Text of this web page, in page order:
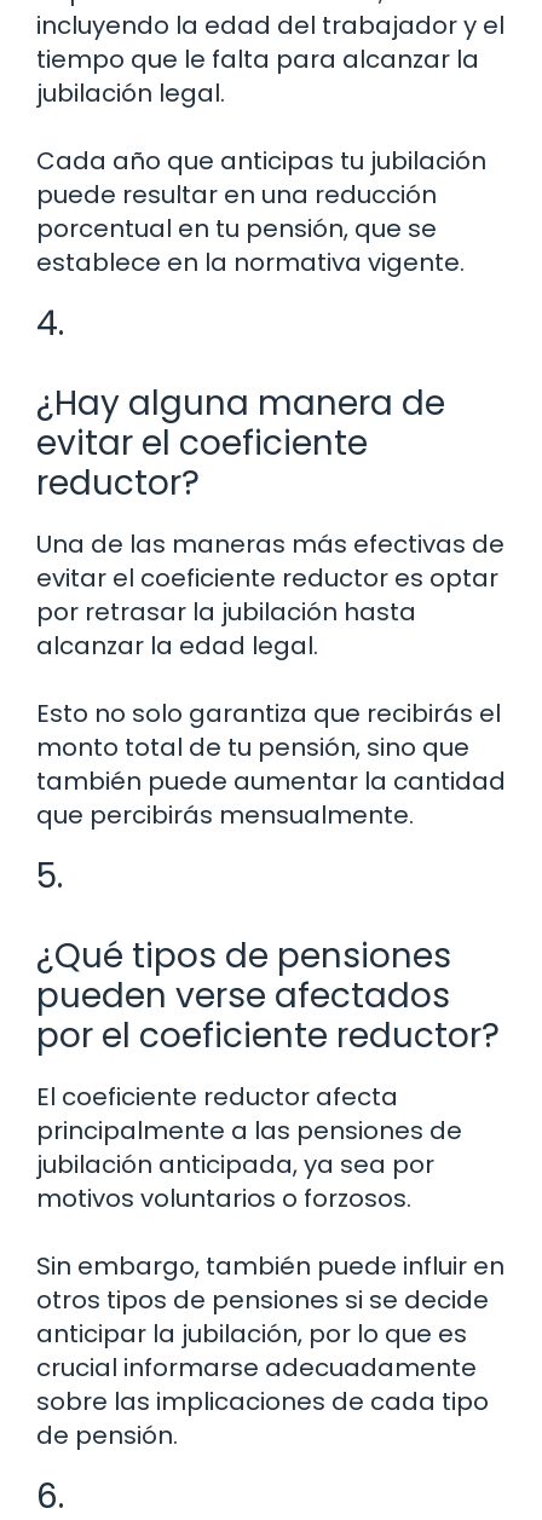
incluyendo la edad del trabajador y el
tiempo que le falta para alcanzar la
jubilación legal.
Cada año que anticipas tu jubilación
puede resultar en una reducción
porcentual en tu pensión, que se
establece en la normativa vigente.
4.
¿Hay alguna manera de
evitar el coeficiente
reductor?
Una de las maneras más efectivas de
evitar el coeficiente reductor es optar
por retrasar la jubilación hasta
alcanzar la edad legal.
Esto no solo garantiza que recibirás el
monto total de tu pensión, sino que
también puede aumentar la cantidad
que percibirás mensualmente.
5.
¿Qué tipos de pensiones
pueden verse afectados
por el coeficiente reductor?
El coeficiente reductor afecta
principalmente a las pensiones de
jubilación anticipada, ya sea por
motivos voluntarios o forzosos.
Sin embargo, también puede influir en
otros tipos de pensiones si se decide
anticipar la jubilación, por lo que es
crucial informarse adecuadamente
sobre las implicaciones de cada tipo
de pensión.
6.